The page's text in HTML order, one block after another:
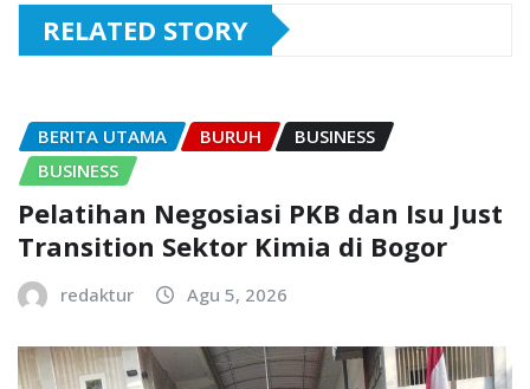
RELATED STORY
BERITA UTAMA BURUH
BUSINESS
BUSINESS
Pelatihan Negosiasi PKB dan Isu Just
Transition Sektor Kimia di Bogor
redaktur Agu 5, 2026